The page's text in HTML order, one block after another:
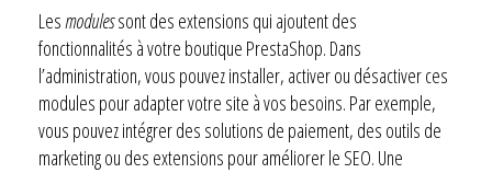
Les modulessont des extensions qui ajoutent des
fonctionnalités à votre boutique PrestaShop. Dans
l’administration, vous pouvez installer, activer ou désactiver ces
modules pour adapter votre site à vos besoins. Par exemple,
vous pouvez intégrer des solutions de paiement, des outils de
marketing ou des extensions pour améliorer le SEO. Une